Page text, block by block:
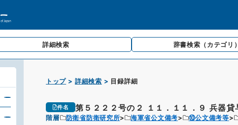
詳細検索 辞書検索 （カテゴリ）
トップ 詳細検索 目録詳細
件名 第５２２２号の２ １１．１１．９ 兵器貸
階層 防衛省防衛研究所 海軍省公文備考 ⑩公文備考等